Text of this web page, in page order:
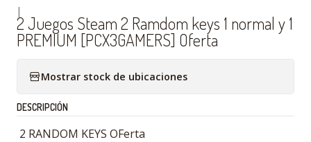
|
2 Juegos Steam 2 Ramdom keys 1 normal y 1
PREMIUM [PCX3GAMERS] Oferta
Mostrar stock de ubicaciones
DESCRIPCIÓN
2 RANDOM KEYS OFerta